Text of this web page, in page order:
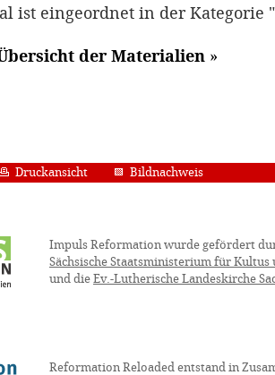
ist eingeordnet in der Kategorie
der Materialien »
Druckansicht Bildnachweis
Impuls Reformation wurde gefördert
Sächsische Staatsministerium für Kultus
und die Ev.-Lutherische Landeskirche
Reformation Reloaded entstand in